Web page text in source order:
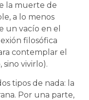
la muerte de
a lo menos
un vacío en el
filosófica
contemplar el
sino vivirlo).
tipos de nada: la
Por una parte,